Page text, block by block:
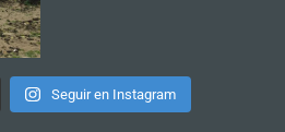
Seguir en Instagram